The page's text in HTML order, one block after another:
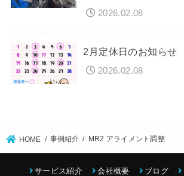
2026.02.08
2月定休日のお知らせ
2026.02.08
HOME 事例紹介 MR2 アライメント調整
サービス紹介 会社概要 ブログ